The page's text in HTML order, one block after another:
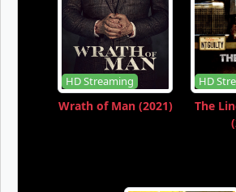
HD Streaming
Wrath of Man (2021)
HD
The